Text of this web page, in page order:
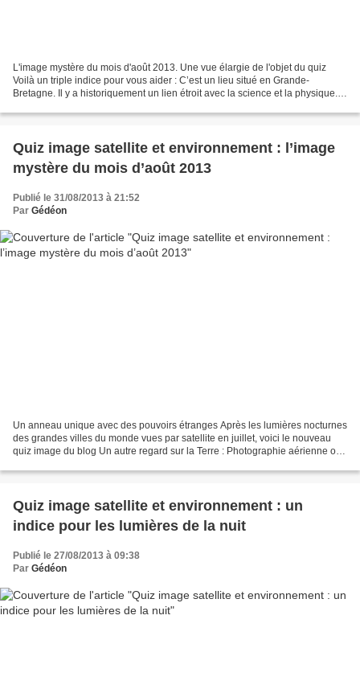
L'image mystère du mois d'août 2013. Une vue élargie de l'objet du quiz
Voilà un triple indice pour vous aider : C’est un lieu situé en Grande-
Bretagne. Il y a historiquement un lien étroit avec la science et la physique.
Quiz image satellite et environnement : l’image
mystère du mois d’août 2013
Publié le 31/08/2013 à 21:52
Par Gédéon
Un anneau unique avec des pouvoirs étranges Après les lumières nocturnes
des grandes villes du monde vues par satellite en juillet, voici le nouveau
quiz image du blog Un autre regard sur la Terre : Photographie aérienne ou
Quiz image satellite et environnement : un
indice pour les lumières de la nuit
Publié le 27/08/2013 à 09:38
Par Gédéon